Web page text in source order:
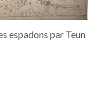
espadons par Teun